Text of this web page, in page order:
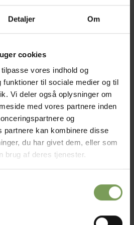
Detaljer Om
cookies
vores indhold og
funktioner til sociale medier og til
Vi deler også oplysninger om
med vores partnere inden
og
partnere kan kombinere disse
du har givet dem, eller som
brug af deres tjenester.
,
KJOLER OG TUNIKA
Lene kjole i Cotton 8
Fra:kr.70,00
til